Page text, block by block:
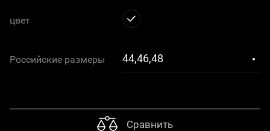
цвет
Российские размеры 44,46,48
Сравнить